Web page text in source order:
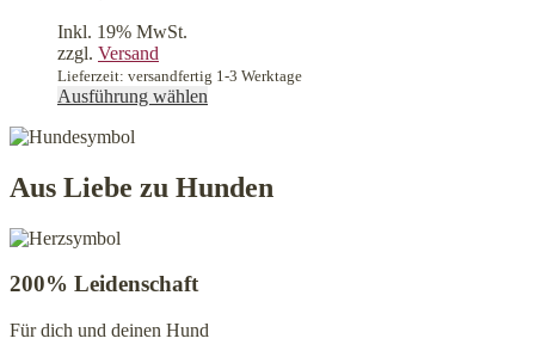
Inkl. 19% MwSt.
zzgl. Versand
Lieferzeit: versandfertig 1-3 Werktage
Ausführung wählen
Varianten
auf.
Produktseite
Aus Liebe zu Hunden
200% Leidenschaft
Für dich und deinen Hund